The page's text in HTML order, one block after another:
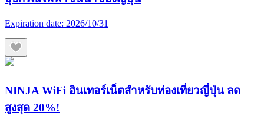
Expiration date: 2026/10/31
NINJA WiFi อินเทอร์เน็ตสำหรับท่องเที่ยวญี่ปุ่น ลด
สูงสุด 20%!